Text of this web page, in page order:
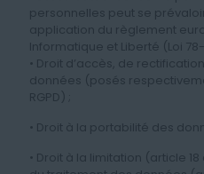
personnelles peut se
application du règlement
Informatique et Liberté (Loi 78-
• Droit d’accès, de
données (posés
RGPD) ;
• Droit à la portabilité des
• Droit à la limitation (article